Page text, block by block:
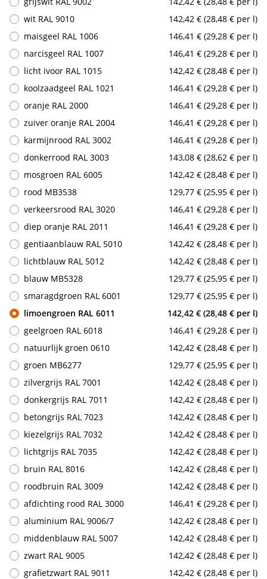
wit RAL 9010
142,42 € (28,48 € per l)
maisgeel RAL 1006
146,41 € (29,28 € per l)
narcisgeel RAL 1007
146,41 € (29,28 € per l)
licht ivoor RAL 1015
142,42 € (28,48 € per l)
koolzaadgeel RAL 1021
146,41 € (29,28 € per l)
oranje RAL 2000
146,41 € (29,28 € per l)
zuiver oranje RAL 2004
146,41 € (29,28 € per l)
karmijnrood RAL 3002
146,41 € (29,28 € per l)
donkerrood RAL 3003
143,08 € (28,62 € per l)
mosgroen RAL 6005
142,42 € (28,48 € per l)
rood MB3538
129,77 € (25,95 € per l)
verkeersrood RAL 3020
146,41 € (29,28 € per l)
diep oranje RAL 2011
146,41 € (29,28 € per l)
gentiaanblauw RAL 5010
142,42 € (28,48 € per l)
lichtblauw RAL 5012
142,42 € (28,48 € per l)
blauw MB5328
129,77 € (25,95 € per l)
smaragdgroen RAL 6001
129,77 € (25,95 € per l)
limoengroen RAL 6011
142,42 € (28,48 € per l)
geelgroen RAL 6018
146,41 € (29,28 € per l)
natuurlijk groen 0610
142,42 € (28,48 € per l)
groen MB6277
129,77 € (25,95 € per l)
zilvergrijs RAL 7001
142,42 € (28,48 € per l)
donkergrijs RAL 7011
142,42 € (28,48 € per l)
betongrijs RAL 7023
142,42 € (28,48 € per l)
kiezelgrijs RAL 7032
142,42 € (28,48 € per l)
lichtgrijs RAL 7035
142,42 € (28,48 € per l)
bruin RAL 8016
142,42 € (28,48 € per l)
roodbruin RAL 3009
142,42 € (28,48 € per l)
afdichting rood RAL 3000
146,41 € (29,28 € per l)
aluminium RAL 9006/7
142,42 € (28,48 € per l)
middenblauw RAL 5007
142,42 € (28,48 € per l)
zwart RAL 9005
142,42 € (28,48 € per l)
grafietzwart RAL 9011
142,42 € (28,48 € per l)